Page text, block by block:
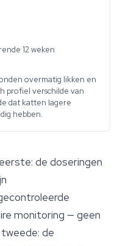
12 weken
overmatig likken en
profiel verschilde van
dat katten lagere
hebben.
de doseringen
monitoring — geen
de